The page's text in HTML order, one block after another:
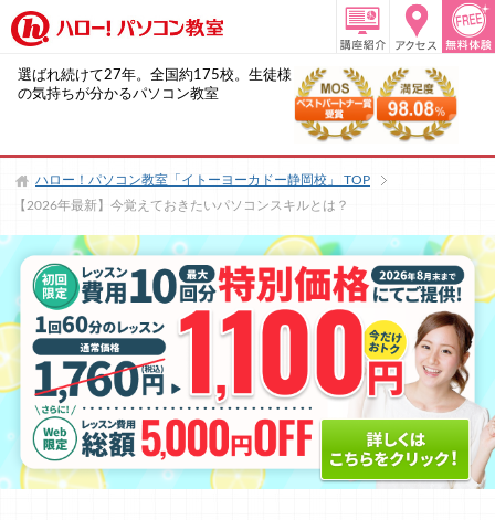
選ばれ続けて27年。全国約175校。生徒様
の気持ちが分かるパソコン教室
ハロー！パソコン教室「イトーヨーカドー静岡校」
TOP
【2026年最新】今覚えておきたいパソコンスキルとは？